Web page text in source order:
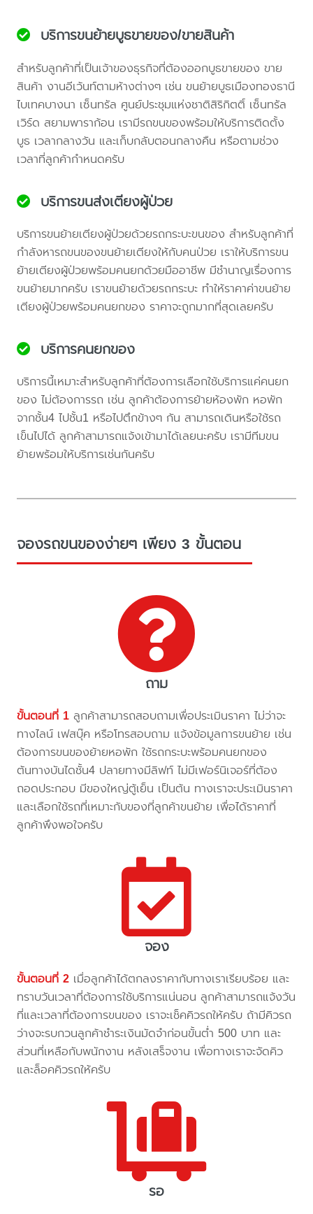
บริการขนย้ายบูธขายของ/ขายสินค้า
สำหรับลูกค้าที่เป็นเจ้าของธุรกิจที่ต้องออกบูธขายของ ขาย
สินค้า งานอีเว้นท์ตามห้างต่างๆ เช่น ขนย้ายบูธเมืองทองธานี
ไบเทคบางนา เซ็นทรัล ศูนย์ประชุมแห่งชาติสิริกิตติ์ เซ็นทรัล
เวิร์ด สยามพาราก้อน เรามีรถขนของพร้อมให้บริการติดตั้ง
บูธ เวลากลางวัน และเก็บกลับตอนกลางคืน หรือตามช่วง
เวลาที่ลูกค้ากำหนดครับ
บริการขนส่งเตียงผู้ป่วย
บริการขนย้ายเตียงผู้ป่วยด้วยรถกระบะขนของ สำหรับลูกค้าที่
กำลังหารถขนของขนย้ายเตียงให้กับคนป่วย เราให้บริการขน
ย้ายเตียงผู้ป่วยพร้อมคนยกด้วยมืออาชีพ มีชำนาญเรื่องการ
ขนย้ายมากครับ เราขนย้ายด้วยรถกระบะ ทำให้ราคาค่าขนย้าย
เตียงผู้ป่วยพร้อมคนยกของ ราคาจะถูกมากที่สุดเลยครับ
บริการคนยกของ
บริการนี้เหมาะสำหรับลูกค้าที่ต้องการเลือกใช้บริการแค่คนยก
ของ ไม่ต้องการรถ เช่น ลูกค้าต้องการย้ายห้องพัก หอพัก
จากชั้น4 ไปชั้น1 หรือไปตึกข้างๆ กัน สามารถเดินหรือใช้รถ
เข็นไปได้ ลูกค้าสามารถแจ้งเข้ามาได้เลยนะครับ เรามีทีมขน
ย้ายพร้อมให้บริการเช่นกันครับ
จองรถขนของง่ายๆ เพียง 3 ขั้นตอน
ถาม
ขั้นตอนที่ 1 ลูกค้าสามารถสอบถามเพื่อประเมินราคา ไม่ว่าจะ
ทางไลน์ เฟสบุ๊ค หรือโทรสอบถาม แจ้งข้อมูลการขนย้าย เช่น
ต้องการขนของย้ายหอพัก ใช้รถกระบะพร้อมคนยกของ
ต้นทางบันไดชั้น4 ปลายทางมีลิฟท์ ไม่มีเฟอร์นิเจอร์ที่ต้อง
ถอดประกอบ มีของใหญ่ตู้เย็น เป็นต้น ทางเราจะประเมินราคา
และเลือกใช้รถที่เหมาะกับของที่ลูกค้าขนย้าย เพื่อได้ราคาที่
ลูกค้าพึงพอใจครับ
จอง
ขั้นตอนที่ 2 เมื่อลูกค้าได้ตกลงราคากับทางเราเรียบร้อย และ
ทราบวันเวลาที่ต้องการใช้บริการแน่นอน ลูกค้าสามารถแจ้งวัน
ที่และเวลาที่ต้องการขนของ เราจะเช็คคิวรถให้ครับ ถ้ามีคิวรถ
ว่างจะรบกวนลูกค้าชำระเงินมัดจำก่อนขั้นต่ำ 500 บาท และ
ส่วนที่เหลือกับพนักงาน หลังเสร็จงาน เพื่อทางเราจะจัดคิว
และล็อคคิวรถให้ครับ
รอ